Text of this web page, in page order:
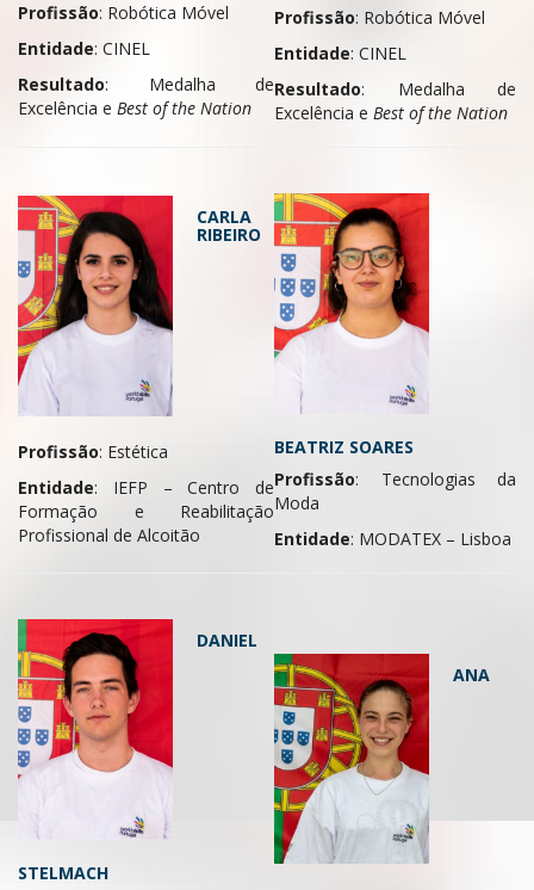
Profissão: Robótica Móvel
Entidade: CINEL
Resultado: Medalha de
Excelência e Best of the Nation
Profissão: Robótica Móvel
Entidade: CINEL
Resultado: Medalha de
Excelência e Best of the Nation
CARLA
RIBEIRO
Profissão: Estética
Entidade: IEFP – Centro de
Formação e Reabilitação
Profissional de Alcoitão
BEATRIZ SOARES
Profissão: Tecnologias da
Moda
Entidade: MODATEX – Lisboa
DANIEL
STELMACH
ANA